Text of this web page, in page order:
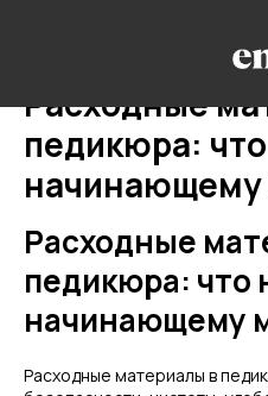
Расходные
педикюра:
начинающему
Расходные
педикюра: что
начинающему
Расходные материалы в